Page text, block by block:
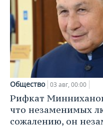
Общество 03 авг, 00:00
Рифкат
что незаменимых
сожалению, он